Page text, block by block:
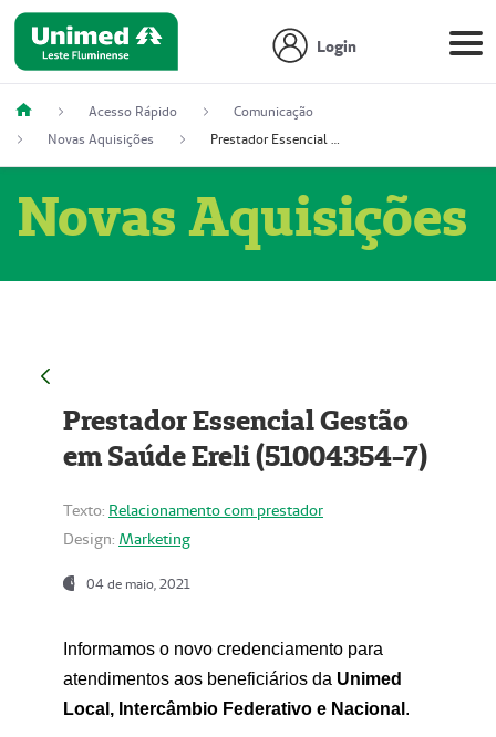
Login
Acesso Rápido
Comunicação
Novas Aquisições
Prestador Essencial Gestão em Saúde Ereli (51004354-7)
Novas Aquisições
Prestador Essencial Gestão
em Saúde Ereli (51004354-7)
Texto: Relacionamento com prestador
Design: Marketing
04 de maio, 2021
Informamos o novo credenciamento para
atendimentos aos beneficiários da Unimed
Local, Intercâmbio Federativo e Nacional .